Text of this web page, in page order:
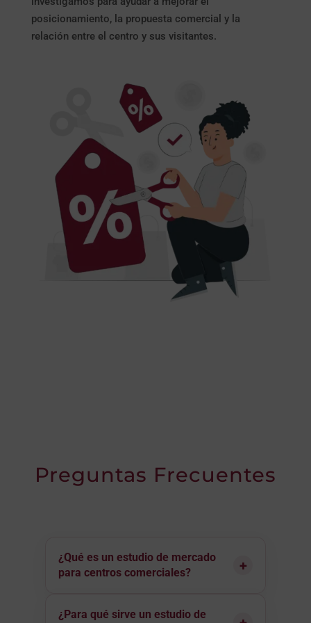
posicionamiento, la propuesta comercial y la
relación entre el centro y sus visitantes.
Preguntas Frecuentes
¿Qué es un estudio de mercado
para centros comerciales?
+
el perfil del visitante, los hábitos de visita,
¿Para qué sirve un estudio de